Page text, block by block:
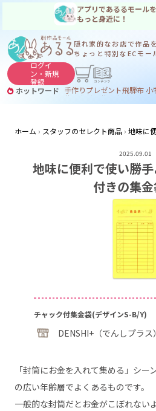
アプリであるるモールを
もっと身近に！
隠れ家的なお店で作品
ちょっと特別なECモー
ログイ
ン・新規
登録
ホットワード 手作りプレゼント飛騨布 小
サヌカイト コ
ホーム スタッフのセレクト商品 地味に
2025.09.01
地味に便利で使い勝
付きの集金
チャック付集金袋(デザインS-B/Y)
DENSHI+（でんしプラス）
「封筒にお金を入れて集める」シー
の広い年齢層でよくあるものです。
一般的な封筒だとお金がこぼれない